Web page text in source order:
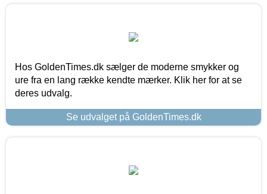
Hos GoldenTimes.dk sælger de moderne smykker og
ure fra en lang række kendte mærker. Klik her for at se
deres udvalg.
Se udvalget på GoldenTimes.dk